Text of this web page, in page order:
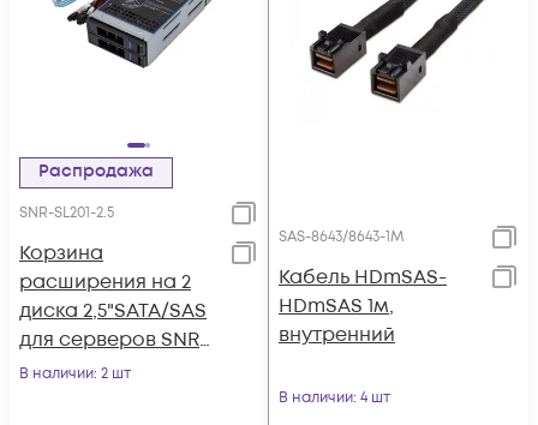
Распродажа
SNR-SL201-2.5
Корзина
расширения на 2
диска 2,5"SATA/SAS
для серверов SNR
серии RS/RE
В наличии: 2 шт
SAS-8643/8643-1M
Кабель HDmSAS-
HDmSAS 1м,
внутренний
В наличии: 4 шт